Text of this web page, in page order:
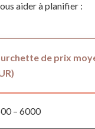
aider à planifier :
de prix
– 6000